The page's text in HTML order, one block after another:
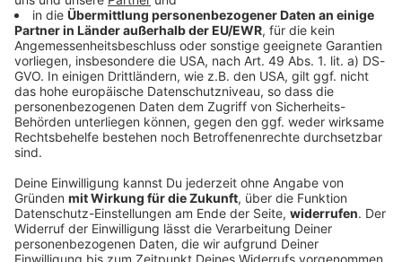
Funkel schwärmt von Klose: «Wahnsinnig gute
Arbeit»
Ein Tabellenziel hat der 1. FC Nürnberg öffentlich